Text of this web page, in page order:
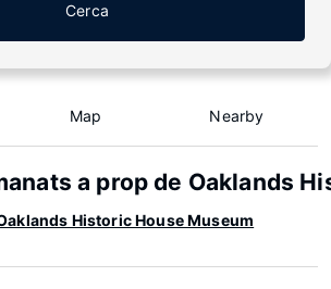
Cerca
Map Nearby
a prop de Oaklands
Historic House Museum